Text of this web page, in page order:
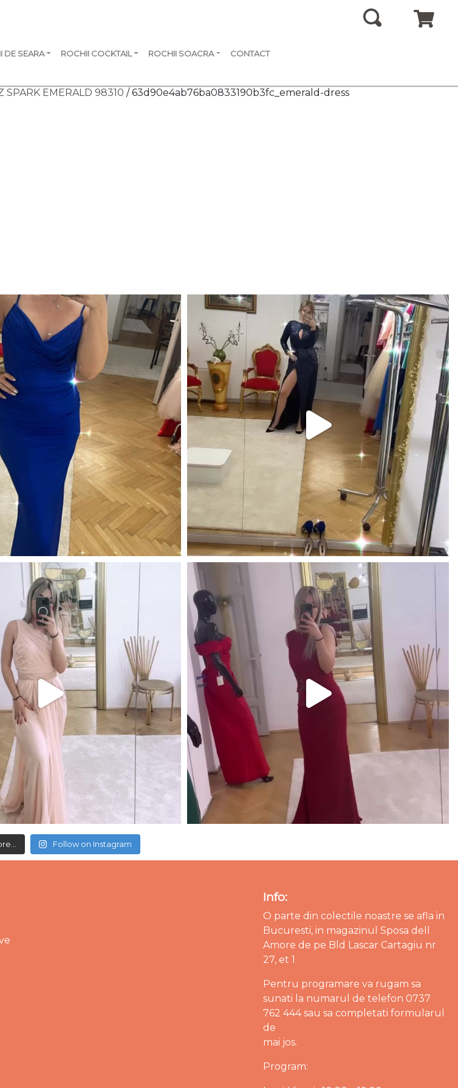
DE SEARA ROCHII COCKTAIL ROCHII SOACRA CONTACT
SPARK EMERALD 98310 / 63d90e4ab76ba0833190b3fc_emerald-dress
Follow on Instagram
Info:
O parte din colectile noastre se afla in
Bucuresti, in magazinul Sposa dell
Amore de pe Bld Lascar Cartagiu nr
27, et 1
Pentru programare va rugam sa
sunati la numarul de telefon 0737
762 444 sau sa completati formularul
de
mai jos.
Program: